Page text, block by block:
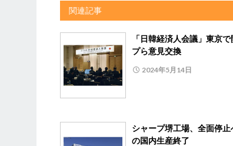
関連記事
「日韓経済人会議」東京
プら意見交換
2024年5月14日
シャープ堺工場、全面停
の国内生産終了